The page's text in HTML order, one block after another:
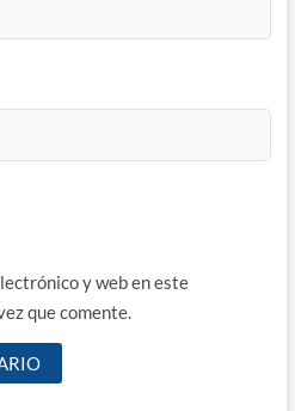
y web en este
que comente.